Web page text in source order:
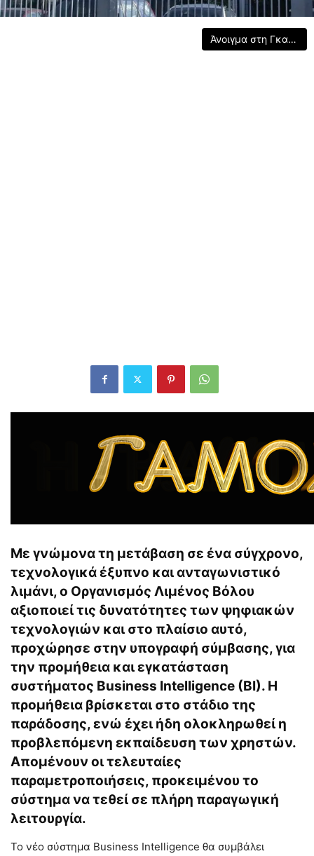
Άνοιγμα στη Γκαλερί
Με γνώμονα τη μετάβαση σε ένα σύγχρονο,
τεχνολογικά έξυπνο και ανταγωνιστικό
λιμάνι, ο Οργανισμός Λιμένος Βόλου
αξιοποιεί τις δυνατότητες των ψηφιακών
τεχνολογιών και στο πλαίσιο αυτό,
προχώρησε στην υπογραφή σύμβασης, για
την προμήθεια και εγκατάσταση
συστήματος Business Intelligence (BI). Η
προμήθεια βρίσκεται στο στάδιο της
παράδοσης, ενώ έχει ήδη ολοκληρωθεί η
προβλεπόμενη εκπαίδευση των χρηστών.
Απομένουν οι τελευταίες
παραμετροποιήσεις, προκειμένου το
σύστημα να τεθεί σε πλήρη παραγωγική
λειτουργία.
Το νέο σύστημα Business Intelligence θα συμβάλει